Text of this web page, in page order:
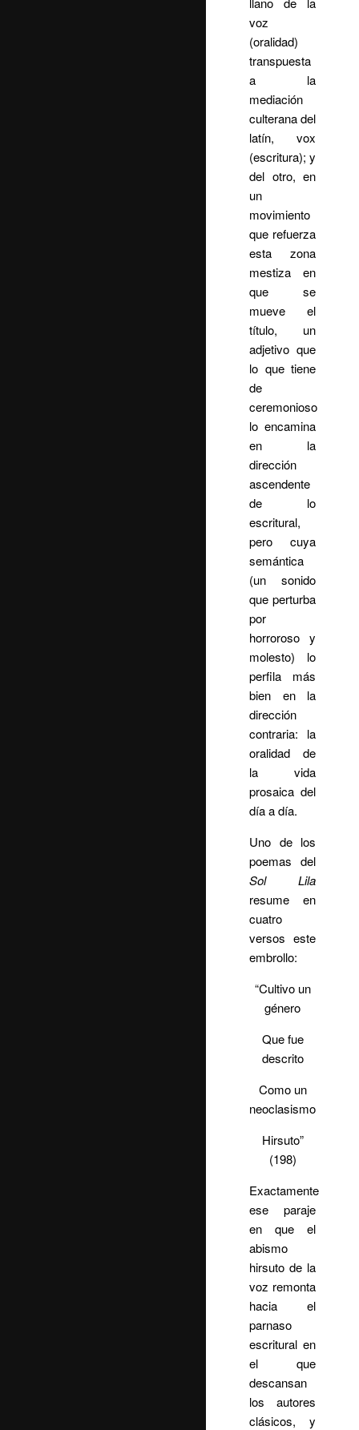
voz
(oralidad)
transpuesta
a la
mediación
culterana del
latín, vox
(escritura); y
del otro, en
un
movimiento
que refuerza
esta zona
mestiza en
que se
mueve el
título, un
adjetivo que
lo que tiene
de
ceremonioso
lo encamina
en la
dirección
ascendente
de lo
escritural,
pero cuya
semántica
(un sonido
que perturba
por
horroroso y
molesto) lo
perfila más
bien en la
dirección
contraria: la
oralidad de
la vida
prosaica del
día a día.
Uno de los
poemas del
Sol Lila
resume en
cuatro
versos este
embrollo:
“Cultivo un
género
Que fue
descrito
Como un
neoclasismo
Hirsuto”
(198)
Exactamente
ese paraje
en que el
abismo
hirsuto de la
voz remonta
hacia el
parnaso
escritural en
el que
descansan
los autores
clásicos, y